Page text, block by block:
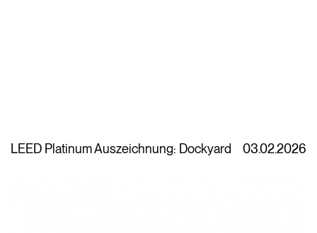
LEED Platinum Auszeichnung: Dockyard 03.02.2026